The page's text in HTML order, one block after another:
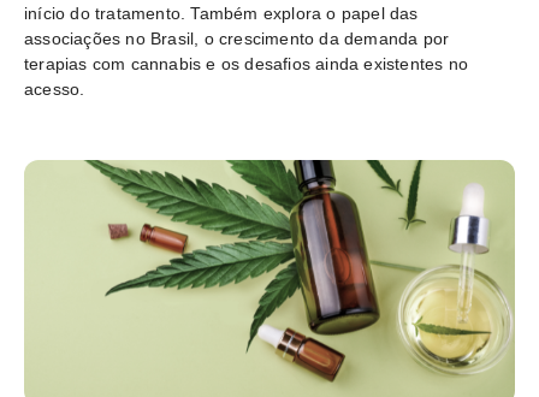
início do tratamento. Também explora o papel das
associações no Brasil, o crescimento da demanda por
terapias com cannabis e os desafios ainda existentes no
acesso.